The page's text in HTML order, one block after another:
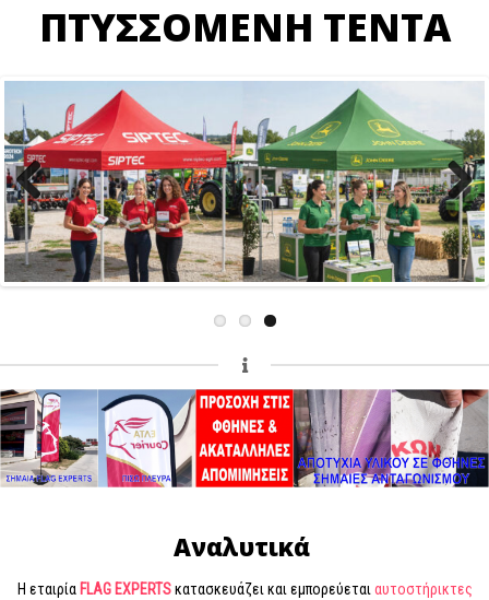
ΠΤΥΣΣΟΜΕΝΗ ΤΕΝΤΑ
Previous Next
Αναλυτικά
Η εταιρία FLAG EXPERTSκατασκευάζει και εμπορεύεταιαυτοστήρικτες